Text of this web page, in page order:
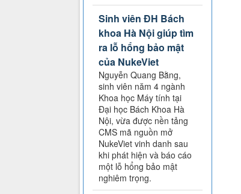
Sinh viên ĐH Bách
khoa Hà Nội giúp tìm
ra lỗ hổng bảo mật
của NukeViet
Nguyễn Quang Bằng,
sinh viên năm 4 ngành
Khoa học Máy tính tại
Đại học Bách Khoa Hà
Nội, vừa được nền tảng
CMS mã nguồn mở
NukeViet vinh danh sau
khi phát hiện và báo cáo
một lỗ hổng bảo mật
nghiêm trọng.